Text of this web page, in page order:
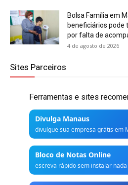
Bolsa Família em
beneficiários pode
por falta de
4 de agosto de 2026
Sites Parceiros
Ferramentas e sites
Divulga Manaus
divulgue sua empresa grátis em
Bloco de Notas Online
escreva rápido sem instalar nada